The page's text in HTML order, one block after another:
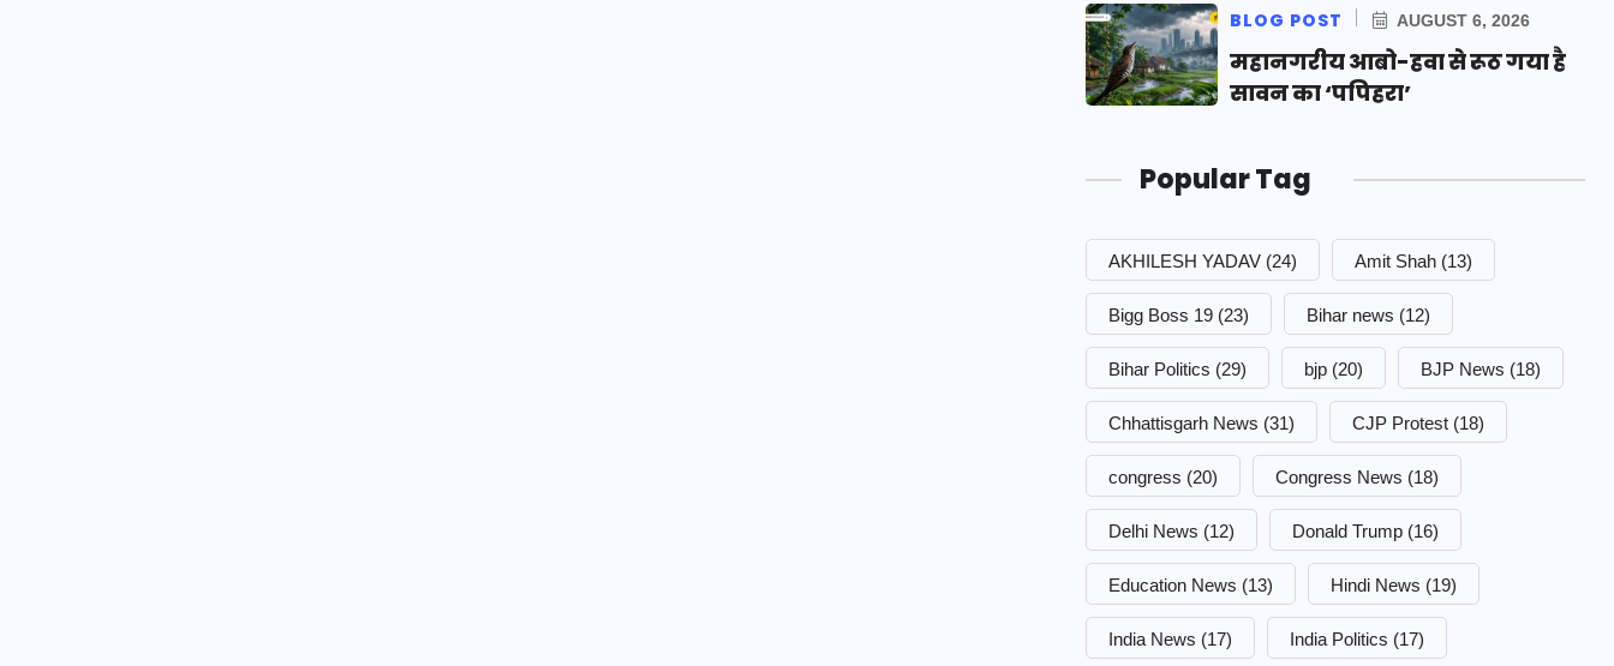
BLOG POST AUGUST 6, 2026
महानगरीय आबो-हवा से रूठ गया है
सावन का ‘पपिहरा’
Popular Tag
AKHILESH YADAV (24) Amit Shah (13)
Bigg Boss 19 (23) Bihar news (12)
Bihar Politics (29) bjp (20) BJP News (18)
Chhattisgarh News (31) CJP Protest (18)
congress (20) Congress News (18)
Delhi News (12) Donald Trump (16)
Education News (13) Hindi News (19)
India News (17) India Politics (17)